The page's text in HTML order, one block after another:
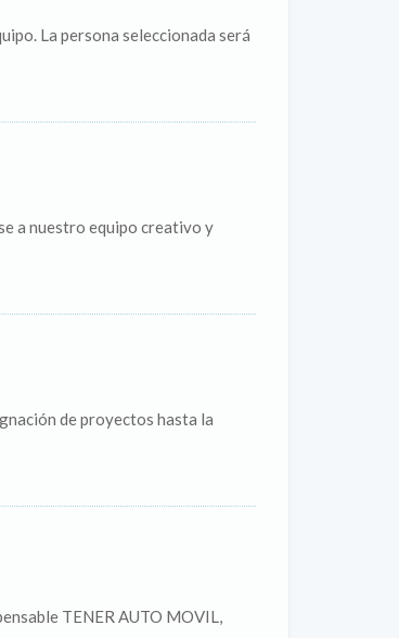
La persona seleccionada será
a nuestro equipo creativo y
de proyectos hasta la
TENER AUTO MOVIL,